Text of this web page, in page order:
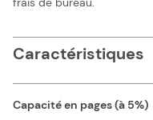
Caractéristiques
Capacité en pages (à 5%)